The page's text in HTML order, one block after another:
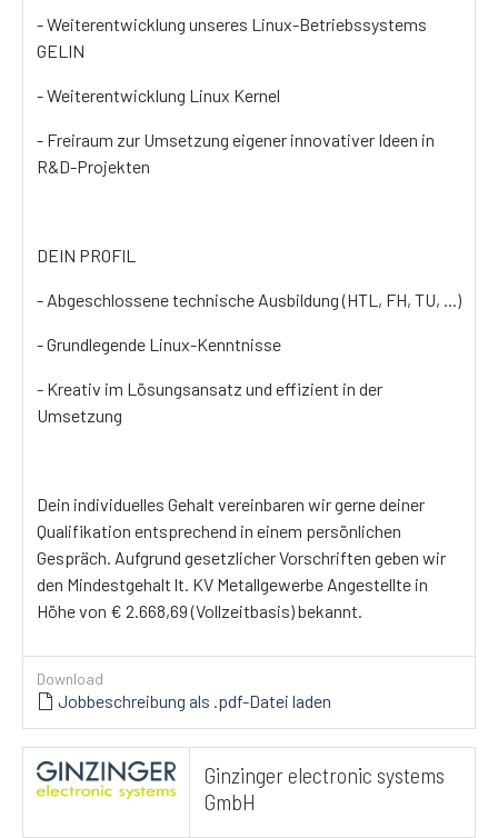
- Weiterentwicklung unseres Linux-Betriebssystems
GELIN
- Weiterentwicklung Linux Kernel
- Freiraum zur Umsetzung eigener innovativer Ideen in
R&D-Projekten
DEIN PROFIL
- Abgeschlossene technische Ausbildung (HTL, FH, TU, ...)
- Grundlegende Linux-Kenntnisse
- Kreativ im Lösungsansatz und effizient in der
Umsetzung
Dein individuelles Gehalt vereinbaren wir gerne deiner
Qualifikation entsprechend in einem persönlichen
Gespräch. Aufgrund gesetzlicher Vorschriften geben wir
den Mindestgehalt lt. KV Metallgewerbe Angestellte in
Höhe von € 2.668,69 (Vollzeitbasis) bekannt.
Download
Jobbeschreibung als .pdf-Datei laden
Ginzinger electronic systems
GmbH